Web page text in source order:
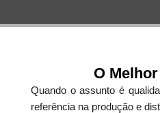
O
Quando o assunto é
referência na produção e